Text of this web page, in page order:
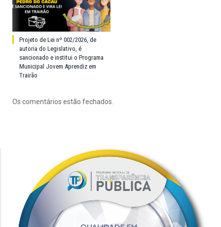
Projeto de Lei nº 002/2026, de
autoria do Legislativo, é
sancionado e institui o Programa
Municipal Jovem Aprendiz em
Trairão
Os comentários estão fechados.